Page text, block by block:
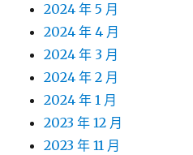
2024 年 5 月
2024 年 4 月
2024 年 3 月
2024 年 2 月
2024 年 1 月
2023 年 12 月
2023 年 11 月